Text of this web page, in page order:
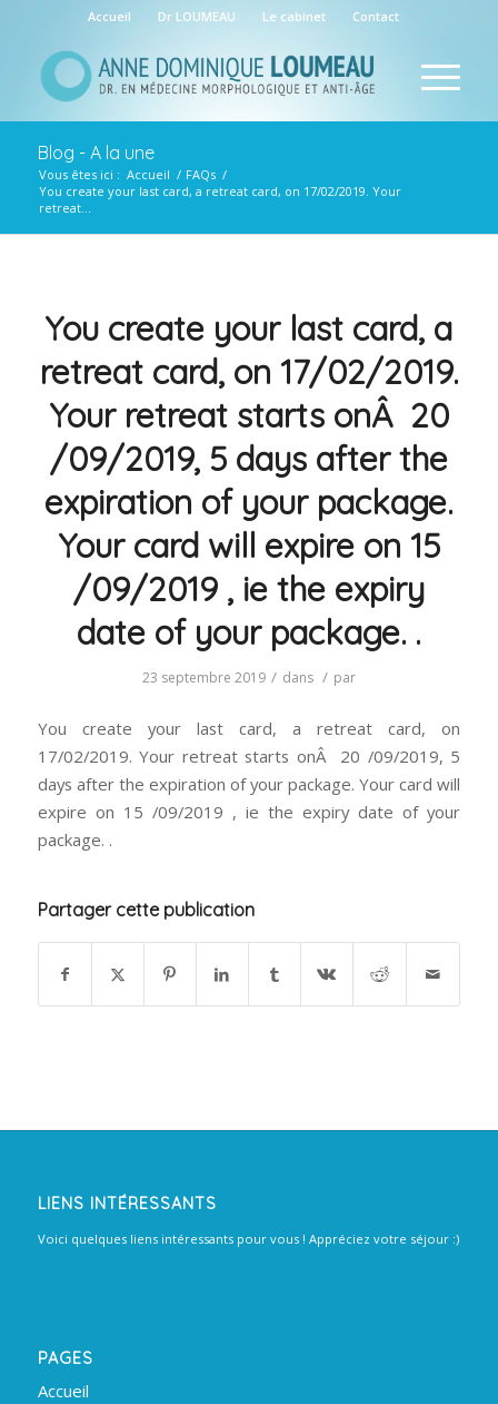
Accueil Dr LOUMEAU Le cabinet Contact
Blog - A la une
Vous êtes ici : Accueil / FAQs /
You create your last card, a retreat card, on 17/02/2019. Your
retreat...
You create your last card, a
retreat card, on 17/02/2019.
Your retreat starts onÂ 20
/09/2019, 5 days after the
expiration of your package.
Your card will expire on 15
/09/2019 , ie the expiry
date of your package. .
23 septembre 2019 / dans / par
You create your last card, a retreat card, on
17/02/2019. Your retreat starts onÂ 20 /09/2019, 5
days after the expiration of your package. Your card will
expire on 15 /09/2019 , ie the expiry date of your
package. .
Partager cette publication
LIENS INTÉRESSANTS
Voici quelques liens intéressants pour vous ! Appréciez votre séjour :)
PAGES
Accueil